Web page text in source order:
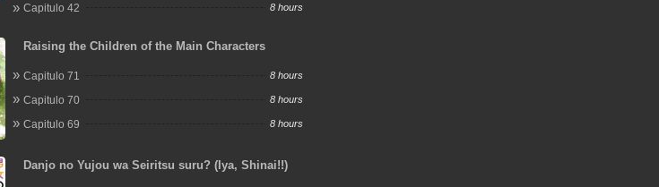
Capitulo 42 8 hours
Raising the Children of the Main Characters
Capitulo 71 8 hours
Capitulo 70 8 hours
Capitulo 69 8 hours
Danjo no Yujou wa Seiritsu suru? (Iya, Shinai!!)